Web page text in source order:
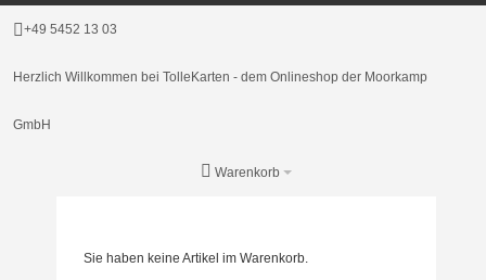
+49 5452 13 03
Herzlich Willkommen bei TolleKarten - dem Onlineshop der Moorkamp
GmbH
Warenkorb
Sie haben keine Artikel im Warenkorb.